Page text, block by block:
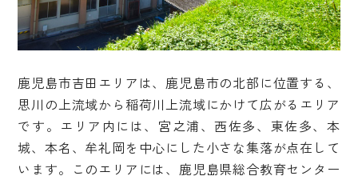
鹿児島市吉田エリアは、鹿児島市の北部に位置する、
思川の上流域から稲荷川上流域にかけて広がるエリア
です。エリア内には、宮之浦、西佐多、東佐多、本
城、本名、牟礼岡を中心にした小さな集落が点在して
います。このエリアには、鹿児島県総合教育センター